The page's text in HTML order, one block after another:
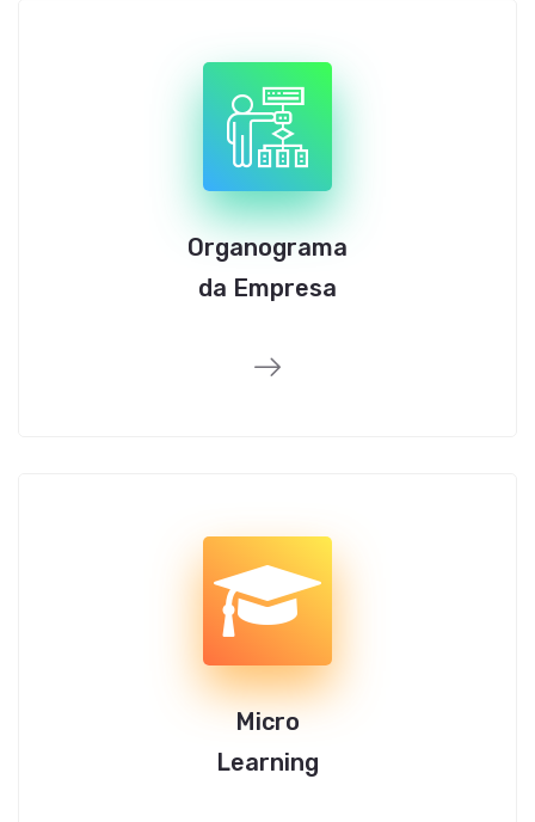
Organograma
da Empresa
Micro
Learning